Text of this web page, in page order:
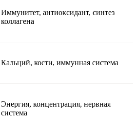
Иммунитет, антиоксидант, синтез
коллагена
Кальций, кости, иммунная система
Энергия, концентрация, нервная
система